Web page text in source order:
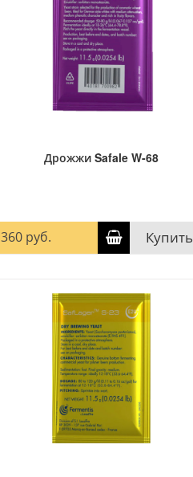
Дрожжи Safale W-68
360 руб. Купить